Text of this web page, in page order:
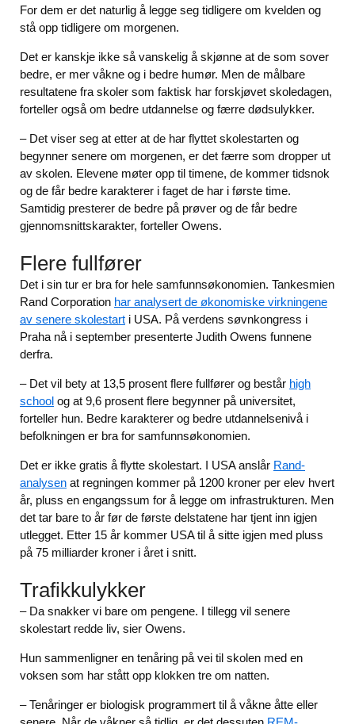
For dem er det naturlig å legge seg tidligere om kvelden og
stå opp tidligere om morgenen.
Det er kanskje ikke så vanskelig å skjønne at de som sover
bedre, er mer våkne og i bedre humør. Men de målbare
resultatene fra skoler som faktisk har forskjøvet skoledagen,
forteller også om bedre utdannelse og færre dødsulykker.
– Det viser seg at etter at de har flyttet skolestarten og
begynner senere om morgenen, er det færre som dropper ut
av skolen. Elevene møter opp til timene, de kommer tidsnok
og de får bedre karakterer i faget de har i første time.
Samtidig presterer de bedre på prøver og de får bedre
gjennomsnittskarakter, forteller Owens.
Flere fullfører
Det i sin tur er bra for hele samfunnsøkonomien. Tankesmien
Rand Corporation har analysert de økonomiske virkningene
av senere skolestart i USA. På verdens søvnkongress i
Praha nå i september presenterte Judith Owens funnene
derfra.
– Det vil bety at 13,5 prosent flere fullfører og består high
school og at 9,6 prosent flere begynner på universitet,
forteller hun. Bedre karakterer og bedre utdannelsenivå i
befolkningen er bra for samfunnsøkonomien.
Det er ikke gratis å flytte skolestart. I USA anslår Rand-
analysen at regningen kommer på 1200 kroner per elev hvert
år, pluss en engangssum for å legge om infrastrukturen. Men
det tar bare to år før de første delstatene har tjent inn igjen
utlegget. Etter 15 år kommer USA til å sitte igjen med pluss
på 75 milliarder kroner i året i snitt.
Trafikkulykker
– Da snakker vi bare om pengene. I tillegg vil senere
skolestart redde liv, sier Owens.
Hun sammenligner en tenåring på vei til skolen med en
voksen som har stått opp klokken tre om natten.
– Tenåringer er biologisk programmert til å våkne åtte eller